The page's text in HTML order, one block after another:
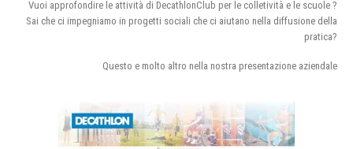
Vuoi approfondire le attività di DecathlonClub per le colletività e le scuole ?
Sai che ci impegniamo in progetti sociali che ci aiutano nella diffusione della
pratica?
Questo e molto altro nella nostra presentazione aziendale